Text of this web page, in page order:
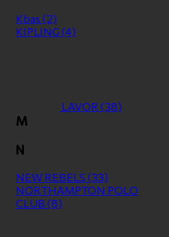
Kbas (2)
KIPLING (4)
LAVOR (38)
M
N
NEW REBELS (33)
NORTHAMPTON POLO
CLUB (8)